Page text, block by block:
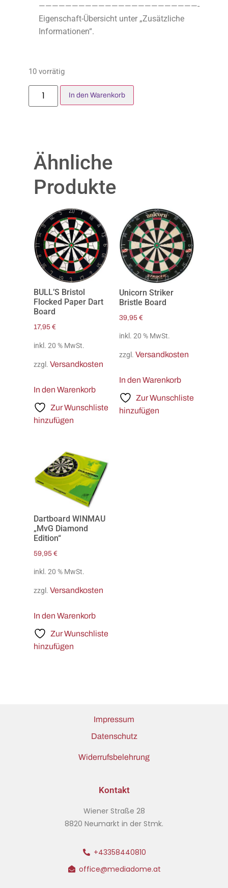
————————————————————————-
Eigenschaft-Übersicht unter „Zusätzliche
Informationen“.
10 vorrätig
In den Warenkorb
Ähnliche
Produkte
BULL’S Bristol
Flocked Paper Dart
Board
17,95 €
inkl. 20 % MwSt.
zzgl. Versandkosten
In den Warenkorb
Zur Wunschliste
hinzufügen
Unicorn Striker
Bristle Board
39,95 €
inkl. 20 % MwSt.
zzgl. Versandkosten
In den Warenkorb
Zur Wunschliste
hinzufügen
Dartboard WINMAU
„MvG Diamond
Edition“
59,95 €
inkl. 20 % MwSt.
zzgl. Versandkosten
In den Warenkorb
Zur Wunschliste
hinzufügen
Impressum
Datenschutz
Widerrufsbelehrung
Kontakt
Wiener Straße 28
8820 Neumarkt in der Stmk.
+43358440810
office@mediadome.at